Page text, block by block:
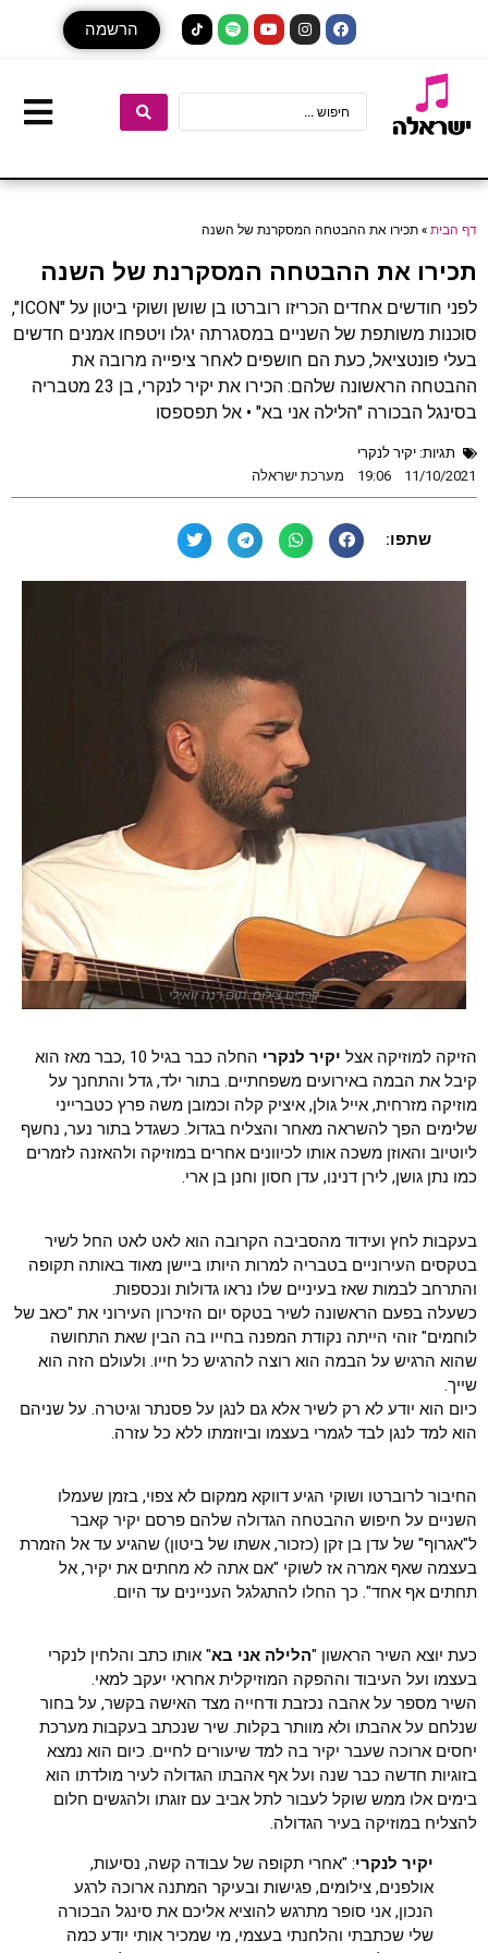
הרשמה
דף הבית»תכירו את ההבטחה המסקרנת של השנה
תכירו את ההבטחה המסקרנת של השנה
לפני חודשים אחדים הכריזו רוברטו בן שושן ושוקי ביטון על "ICON",
סוכנות משותפת של השניים במסגרתה יגלו ויטפחו אמנים חדשים
בעלי פונטציאל, כעת הם חושפים לאחר ציפייה מרובה את
ההבטחה הראשונה שלהם: הכירו את יקיר לנקרי, בן 23 מטבריה
בסינגל הבכורה "הלילה אני בא" • אל תפספסו
תגיות: יקיר לנקרי
11/10/2021
19:06 מערכת ישראלה
שתפו:
קרדיט צילום: תום רנה זואילי
הזיקה למוזיקה אצל יקיר לנקרי
החלה כבר בגיל 10 ,כבר מאז הוא
קיבל את הבמה באירועים משפחתיים. בתור ילד, גדל והתחנך על
מוזיקה מזרחית, אייל גולן, איציק קלה וכמובן משה פרץ כטברייני
שלימים הפך להשראה מאחר והצליח בגדול. כשגדל בתור נער, נחשף
ליוטיוב והאוזן משכה אותו לכיוונים אחרים במוזיקה ולהאזנה לזמרים
כמו נתן גושן, לירן דנינו, עדן חסון וחנן בן ארי.
בעקבות לחץ ועידוד מהסביבה הקרובה הוא לאט לאט החל לשיר
בטקסים העירוניים בטבריה למרות היותו ביישן מאוד באותה תקופה
והתרחב לבמות שאז בעיניים שלו נראו גדולות ונכספות.
כשעלה בפעם הראשונה לשיר בטקס יום הזיכרון העירוני את "כאב של
לוחמים" זוהי הייתה נקודת המפנה בחייו בה הבין שאת התחושה
שהוא הרגיש על הבמה הוא רוצה להרגיש כל חייו. ולעולם הזה הוא
שייך.
כיום הוא יודע לא רק לשיר אלא גם לנגן על פסנתר וגיטרה. על שניהם
הוא למד לנגן לבד לגמרי בעצמו וביוזמתו ללא כל עזרה.
החיבור לרוברטו ושוקי הגיע דווקא ממקום לא צפוי, בזמן שעמלו
השניים על חיפוש ההבטחה הגדולה שלהם פרסם יקיר קאבר
ל"אגרוף" של עדן בן זקן (כזכור, אשתו של ביטון) שהגיע עד אל הזמרת
בעצמה שאף אמרה אז לשוקי "אם אתה לא מחתים את יקיר, אל
תחתים אף אחד". כך החלו להתגלגל העניינים עד היום.
כעת יוצא השיר הראשון "הלילה אני בא" אותו כתב והלחין לנקרי
בעצמו ועל העיבוד וההפקה המוזיקלית אחראי יעקב למאי.
השיר מספר על אהבה נכזבת ודחייה מצד האישה בקשר, על בחור
שנלחם על אהבתו ולא מוותר בקלות. שיר שנכתב בעקבות מערכת
יחסים ארוכה שעבר יקיר בה למד שיעורים לחיים. כיום הוא נמצא
בזוגיות חדשה כבר שנה ועל אף אהבתו הגדולה לעיר מולדתו הוא
בימים אלו ממש שוקל לעבור לתל אביב עם זוגתו ולהגשים חלום
להצליח במוזיקה בעיר הגדולה.
יקיר לנקרי: "אחרי תקופה של עבודה קשה, נסיעות,
אולפנים, צילומים, פגישות ובעיקר המתנה ארוכה לרגע
הנכון, אני סופר מתרגש להוציא אליכם את סינגל הבכורה
שלי שכתבתי והלחנתי בעצמי, מי שמכיר אותי יודע כמה